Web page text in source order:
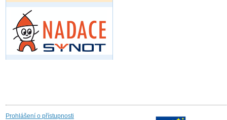
Prohlášení o přístupnosti